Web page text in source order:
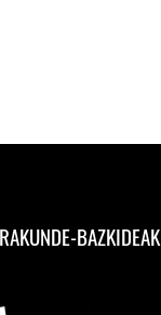
BAZKIDEAK